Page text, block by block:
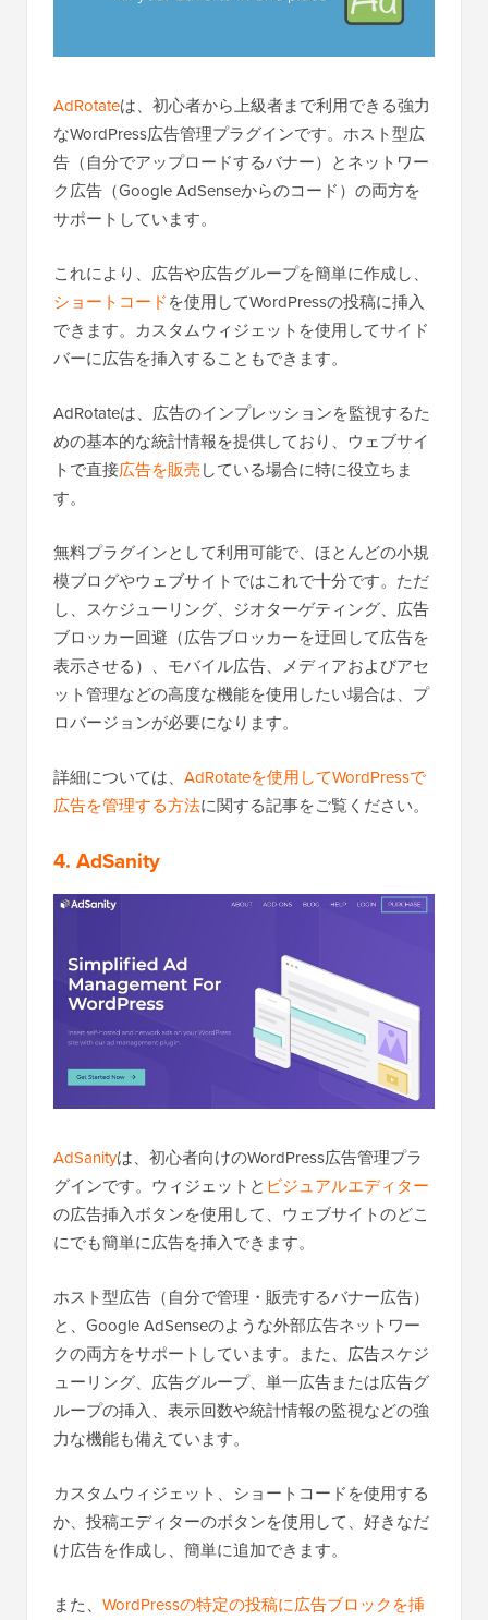
AdRotateは、初心者から上級者まで利用できる強力
なWordPress広告管理プラグインです。ホスト型広
告（自分でアップロードするバナー）とネットワー
ク広告（Google AdSenseからのコード）の両方を
サポートしています。
これにより、広告や広告グループを簡単に作成し、
ショートコードを使用してWordPressの投稿に挿入
できます。カスタムウィジェットを使用してサイド
バーに広告を挿入することもできます。
AdRotateは、広告のインプレッションを監視するた
めの基本的な統計情報を提供しており、ウェブサイ
トで直接広告を販売している場合に特に役立ちま
す。
無料プラグインとして利用可能で、ほとんどの小規
模ブログやウェブサイトではこれで十分です。ただ
し、スケジューリング、ジオターゲティング、広告
ブロッカー回避（広告ブロッカーを迂回して広告を
表示させる）、モバイル広告、メディアおよびアセ
ット管理などの高度な機能を使用したい場合は、プ
ロバージョンが必要になります。
詳細については、 AdRotateを使用してWordPressで
広告を管理する方法に関する記事をご覧ください。
4. AdSanity
AdSanityは、初心者向けのWordPress広告管理プラ
グインです。ウィジェットと ビジュアルエディター
の広告挿入ボタンを使用して、ウェブサイトのどこ
にでも簡単に広告を挿入できます。
ホスト型広告（自分で管理・販売するバナー広告）
と、Google AdSenseのような外部広告ネットワー
クの両方をサポートしています。また、広告スケジ
ューリング、広告グループ、単一広告または広告グ
ループの挿入、表示回数や統計情報の監視などの強
力な機能も備えています。
カスタムウィジェット、ショートコードを使用する
か、投稿エディターのボタンを使用して、好きなだ
け広告を作成し、簡単に追加できます。
また、 WordPressの特定の投稿に広告ブロックを挿